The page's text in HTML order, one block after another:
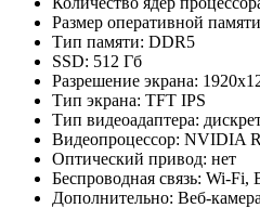
Размер оперативной
Тип памяти: DDR5
SSD: 512 Гб
Разрешение экрана:
Тип экрана: TFT IPS
Тип видеоадаптера:
Видеопроцессор: NVIDIA
Оптический привод: нет
Беспроводная связь: Wi-Fi,
Дополнительно: Веб-